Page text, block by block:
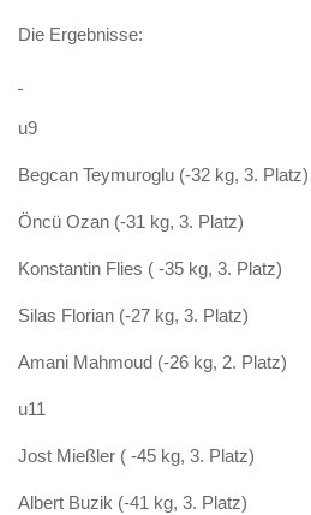
Die Ergebnisse:
u9
Begcan Teymuroglu (-32 kg, 3. Platz)
Öncü Ozan (-31 kg, 3. Platz)
Konstantin Flies ( -35 kg, 3. Platz)
Silas Florian (-27 kg, 3. Platz)
Amani Mahmoud (-26 kg, 2. Platz)
u11
Jost Mießler ( -45 kg, 3. Platz)
Albert Buzik (-41 kg, 3. Platz)